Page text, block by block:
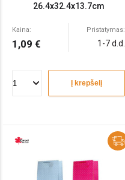
26.4x32.4x13.7cm
Kaina:
1,09 €
Pristatymas:
1-7 d.d.
Į krepšelį